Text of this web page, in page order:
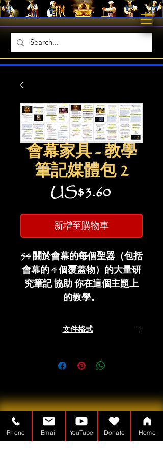
會幕家具 - 教學
筆記媒體包 2
US$3.60價
格
新增至購物車
54 關於會幕的每個聖器（包括
會幕的 4 個覆蓋物）的大量研
究筆記 協助 你在這個主題上
的教學。
文件格式
Phone Email YouTube Donate Home